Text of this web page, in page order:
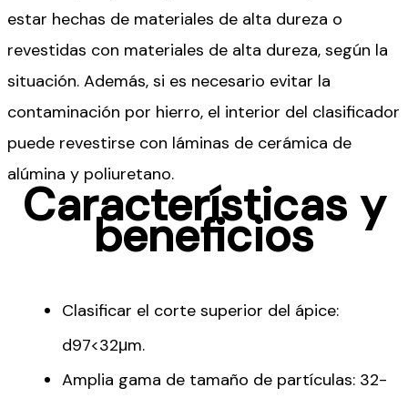
estar hechas de materiales de alta dureza o
revestidas con materiales de alta dureza, según la
situación. Además, si es necesario evitar la
contaminación por hierro, el interior del clasificador
puede revestirse con láminas de cerámica de
alúmina y poliuretano.
Características y
beneficios
Clasificar el corte superior del ápice:
d97<32μm.
Amplia gama de tamaño de partículas: 32-